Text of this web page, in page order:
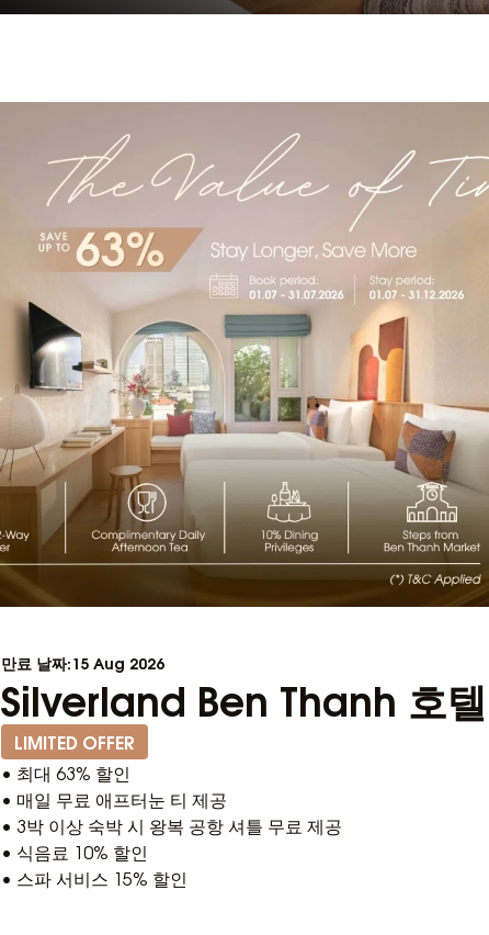
만료 날짜:15 Aug 2026
Silverland Ben Thanh 호텔
LIMITED OFFER
• 최대 63% 할인
• 매일 무료 애프터눈 티 제공
• 3박 이상 숙박 시 왕복 공항 셔틀 무료 제공
• 식음료 10% 할인
• 스파 서비스 15% 할인